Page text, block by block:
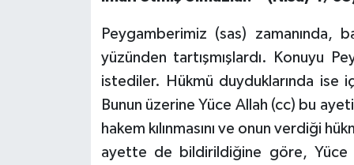
Peygamberimiz (sas) zamanında,
yüzünden tartışmışlardı. Konuyu
istediler. Hükmü duyduklarında ise
Bunun üzerine Yüce Allah (cc) bu
hakem kılınmasını ve onun verdiği
ayette de bildirildiğine göre, Yüce
Bitlis Müftülüğü
Bolu Müftülüğü
Bursa Müftülüğü
Makaleler
Duyurular